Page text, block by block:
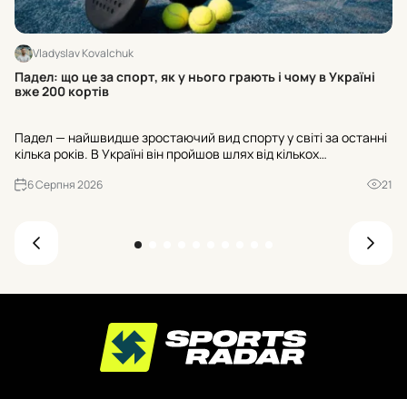
Vladyslav Kovalchuk
Падел: що це за спорт, як у нього грають і чому в Україні
вже 200 кортів
Падел — найшвидше зростаючий вид спорту у світі за останні
кілька років. В Україні він пройшов шлях від кількох
до кінця 2026 року їхня кількість має перевищити триста. Р...
6 Серпня 2026 21